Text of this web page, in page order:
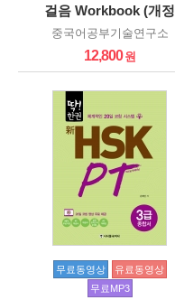
걸음 Workbook (개정
판)
중국어공부기술연구소
12,800
무료동영상
유료동영상
무료MP3